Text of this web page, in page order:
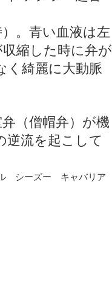
。青い血液は左
縮した時に弁が
く綺麗に大動脈
（僧帽弁）が機
逆流を起こして
シーズー キャバリア